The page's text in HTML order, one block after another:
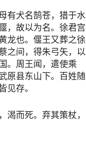
有犬名鹄苍，猎于水
，故以为名。徐君宫
龙也。偃王又葬之徐
之间，得朱弓矢，以
。周王闻，遣使乘
原县东山下。百姓随
见存。
而死。弃其策杖，